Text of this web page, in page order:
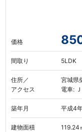
価格
間取り 5LDK
住所／
アクセス
宮城県
電車:
築年月 平成4
建物面積 119.24